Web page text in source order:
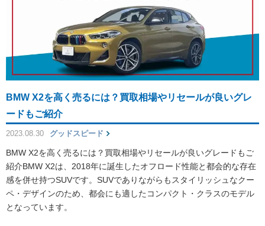
BMW X2を高く売るには？買取相場やリセールが良いグレ
ードもご紹介
2023.08.30 グッドスピード
BMW X2を高く売るには？買取相場やリセールが良いグレードもご
紹介BMW X2は、2018年に誕生したオフロード性能と都会的な存在
感を併せ持つSUVです。SUVでありながらもスタイリッシュなクー
ペ・デザインのため、都会にも適したコンパクト・クラスのモデル
となっています。